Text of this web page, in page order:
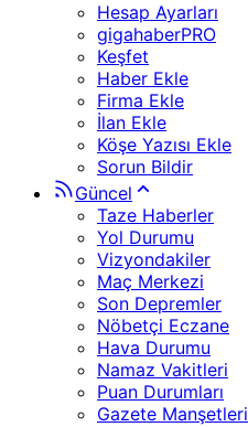
Hesap Ayarları
gigahaberPRO
Keşfet
Haber Ekle
Firma Ekle
İlan Ekle
Köşe Yazısı Ekle
Sorun Bildir
Güncel
Taze Haberler
Yol Durumu
Vizyondakiler
Maç Merkezi
Son Depremler
Nöbetçi Eczane
Hava Durumu
Namaz Vakitleri
Puan Durumları
Gazete Manşetleri